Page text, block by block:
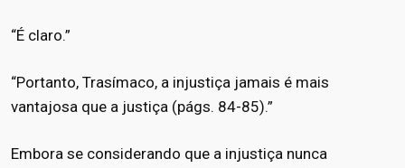
“É claro.”
“Portanto, Trasímaco, a injustiça jamais é mais
vantajosa que a justiça (págs. 84-85).”
Embora se considerando que a injustiça nunca